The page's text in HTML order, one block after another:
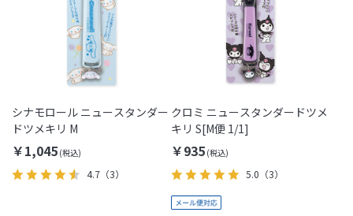
シナモロール ニュースタンダー
ドツメキリ M
￥1,045
4.7 （3）
クロミ ニュースタンダードツメ
キリ S[M便 1/1]
￥935
5.0 （3）